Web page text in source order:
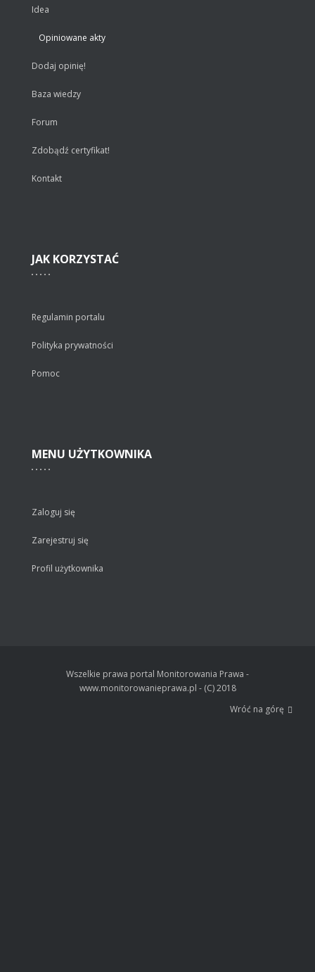
Idea
Opiniowane akty
Dodaj opinię!
Baza wiedzy
Forum
Zdobądź certyfikat!
Kontakt
JAK KORZYSTAĆ
Regulamin portalu
Polityka prywatności
Pomoc
MENU UŻYTKOWNIKA
Zaloguj się
Zarejestruj się
Profil użytkownika
Wszelkie prawa portal Monitorowania Prawa -
www.monitorowanieprawa.pl - (C) 2018
Wróć na górę